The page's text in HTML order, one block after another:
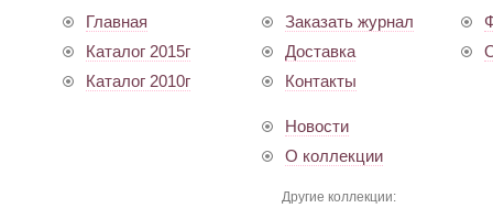
Главная
Каталог 2015г
Каталог 2010г
Заказать журнал
Доставка
Контакты
Новости
О коллекции
Другие коллекции: